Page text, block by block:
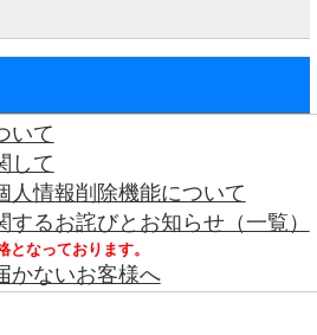
いて
して
情報削除機能について
るお詫びとお知らせ（一覧）
なっております。
かないお客様へ